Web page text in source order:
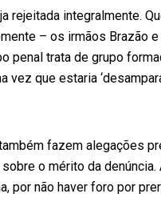
rejeitada integralmente.
– os irmãos Brazão
penal trata de grupo
vez que estaria
fazem alegações
o mérito da
por não haver foro por